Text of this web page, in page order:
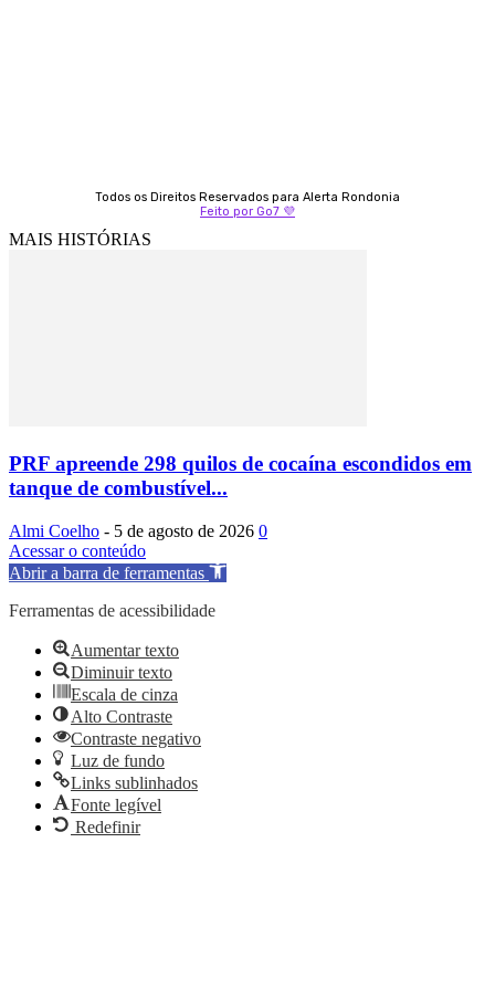
Todos os Direitos Reservados para Alerta Rondonia
Feito por Go7 💜
MAIS HISTÓRIAS
PRF apreende 298 quilos de cocaína escondidos em
tanque de combustível...
Almi Coelho - 5 de agosto de 2026 0
Acessar o conteúdo
Abrir a barra de ferramentas
Ferramentas de acessibilidade
Aumentar texto
Diminuir texto
Escala de cinza
Alto Contraste
Contraste negativo
Luz de fundo
Links sublinhados
Fonte legível
Redefinir